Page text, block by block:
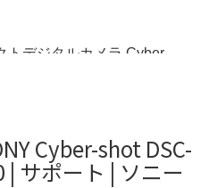
Cyber-shot DSC-
| サポート | ソニー